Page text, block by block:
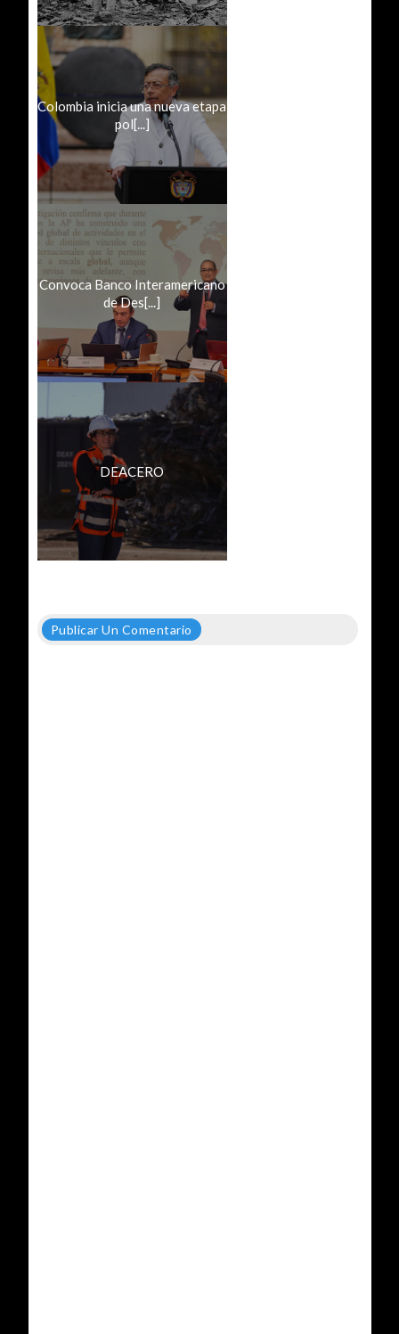
Colombia inicia una nueva etapa
pol[...]
Convoca Banco Interamericano
de Des[...]
DEACERO
Publicar Un Comentario